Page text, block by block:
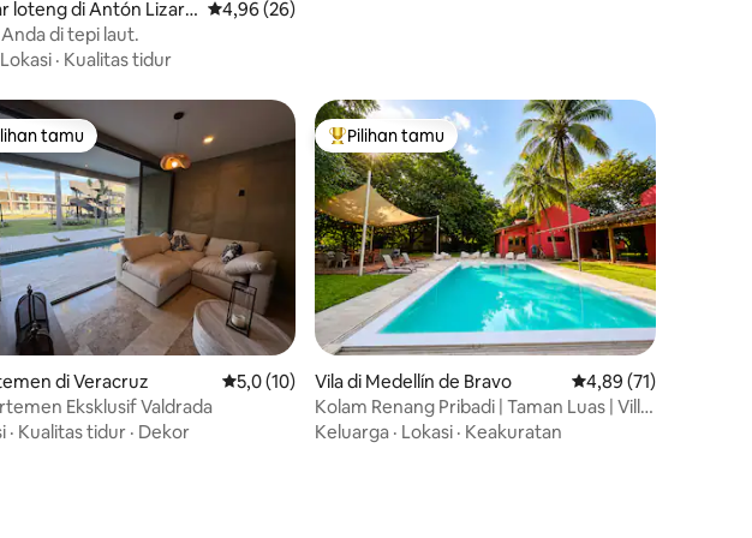
loteng di Antón Lizard Nilai rata-rata 4,96 dari 5, 26 ulasan
4,96 (26)
di tepi laut.
Lokasi · Kualitas tidur
5, 50 ulasan
tamu terpopuler
tamu
di Veracruz Nilai rata-rata 5,0 dari 5, 10 ulasan
5,0 (10)
Eksklusif Valdrada
· Kualitas tidur · Dekor
Pilihan tamu terpopuler
Pilihan tamu
Vila di Medellín de Bravo Nilai rata-rata 4,89
4,89 (71)
Kolam Renang Pribadi | Taman Luas | Villa
Valentina
Keluarga · Lokasi · Keakuratan